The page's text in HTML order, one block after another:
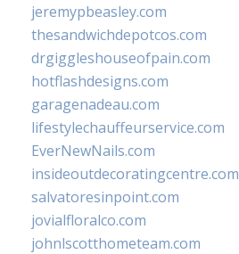
jeremypbeasley.com
thesandwichdepotcos.com
drgiggleshouseofpain.com
hotflashdesigns.com
garagenadeau.com
lifestylechauffeurservice.com
EverNewNails.com
insideoutdecoratingcentre.com
salvatoresinpoint.com
jovialfloralco.com
johnlscotthometeam.com